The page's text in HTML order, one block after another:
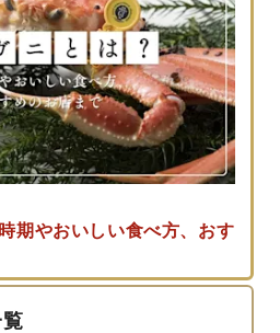
期やおいしい食べ方、おす